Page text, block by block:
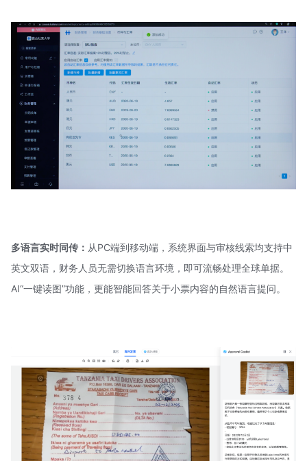
多语言实时同传： 从PC端到移动端，系统界面与审核线索均支持中
英文双语，财务人员无需切换语言环境，即可流畅处理全球单据。
AI“一键读图”功能，更能智能回答关于小票内容的自然语言提问。